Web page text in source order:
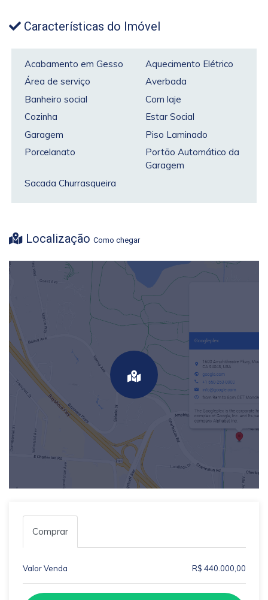
Características do Imóvel
Acabamento em Gesso
Aquecimento Elétrico
Área de serviço
Averbada
Banheiro social
Com laje
Cozinha
Estar Social
Garagem
Piso Laminado
Porcelanato
Portão Automático da
Garagem
Sacada Churrasqueira
Localização Como chegar
Comprar
Valor Venda R$ 440.000,00